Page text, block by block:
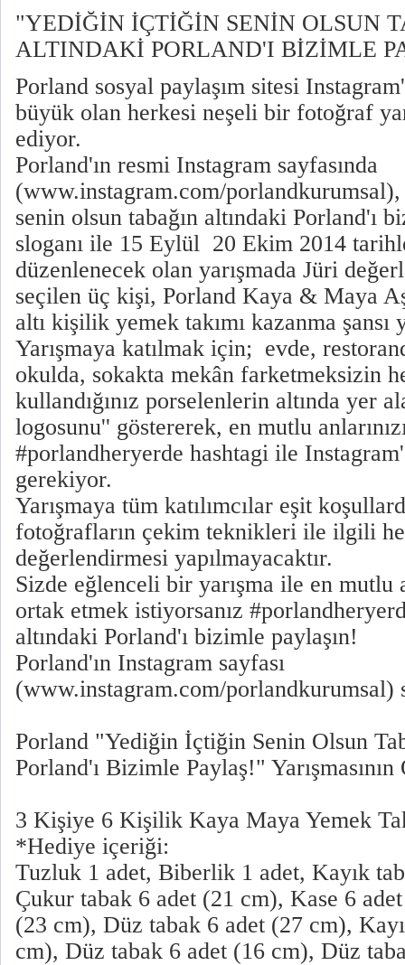
"YEDİĞİN İÇTİĞİN SENİN OLSUN
ALTINDAKİ PORLAND'I BİZİMLE
Porland sosyal paylaşım sitesi
büyük olan herkesi neşeli bir fotoğraf
ediyor.
Porland'ın resmi Instagram sayfasında
(www.instagram.com/
senin olsun tabağın altındaki Porland'ı
sloganı ile 15 Eylül  20 Ekim 2014
düzenlenecek olan yarışmada Jüri
seçilen üç kişi, Porland Kaya & Maya
altı kişilik yemek takımı kazanma şansı
Yarışmaya katılmak için; evde,
okulda, sokakta mekân farketmeksizin
kullandığınız porselenlerin altında yer
logosunu'' göstererek, en mutlu
#porlandheryerde hashtagi ile
gerekiyor.
Yarışmaya tüm katılımcılar eşit
fotoğrafların çekim teknikleri ile ilgili
değerlendirmesi yapılmayacaktır.
Sizde eğlenceli bir yarışma ile en mutlu
ortak etmek istiyorsanız
altındaki Porland'ı bizimle paylaşın!
Porland'ın Instagram sayfası
(www.instagram.com/
Porland "Yediğin İçtiğin Senin Olsun
Porland'ı Bizimle Paylaş!"
3 Kişiye 6 Kişilik Kaya Maya Yemek
*Hediye içeriği:
Tuzluk 1 adet, Biberlik 1 adet, Kayık
Çukur tabak 6 adet (21 cm), Kase 6
(23 cm), Düz tabak 6 adet (27 cm),
cm), Düz tabak 6 adet (16 cm), Düz